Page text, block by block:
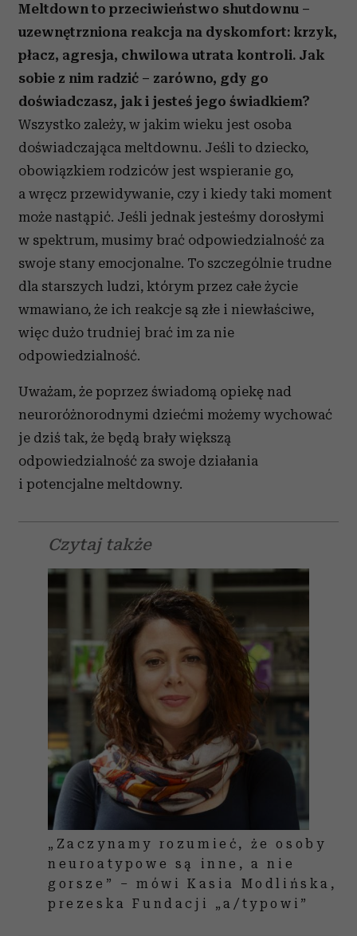
Meltdown to przeciwieństwo shutdownu –
uzewnętrzniona reakcja na dyskomfort: krzyk,
płacz, agresja, chwilowa utrata kontroli. Jak
sobie z nim radzić – zarówno, gdy go
doświadczasz, jak i jesteś jego świadkiem?
Wszystko zależy, w jakim wieku jest osoba
doświadczająca meltdownu. Jeśli to dziecko,
obowiązkiem rodziców jest wspieranie go,
a wręcz przewidywanie, czy i kiedy taki moment
może nastąpić. Jeśli jednak jesteśmy dorosłymi
w spektrum, musimy brać odpowiedzialność za
swoje stany emocjonalne. To szczególnie trudne
dla starszych ludzi, którym przez całe życie
wmawiano, że ich reakcje są złe i niewłaściwe,
więc dużo trudniej brać im za nie
odpowiedzialność.
Uważam, że poprzez świadomą opiekę nad
neuroróżnorodnymi dziećmi możemy wychować
je dziś tak, że będą brały większą
odpowiedzialność za swoje działania
i potencjalne meltdowny.
Czytaj także
„Zaczynamy rozumieć, że osoby
neuroatypowe są inne, a nie
gorsze” – mówi Kasia Modlińska,
prezeska Fundacji „a/typowi”